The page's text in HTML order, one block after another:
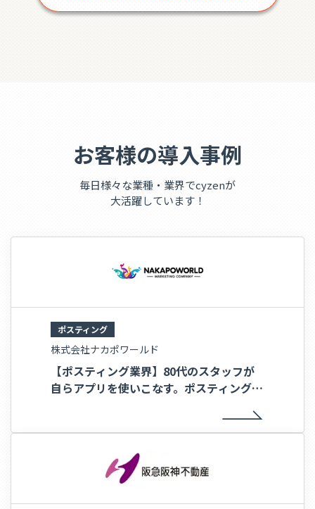
お客様の導入事例
毎日様々な業種・業界でcyzenが
大活躍しています！
ポスティング
株式会社ナカポワールド
【ポスティング業界】80代のスタッフが
自らアプリを使いこなす。ポスティングの